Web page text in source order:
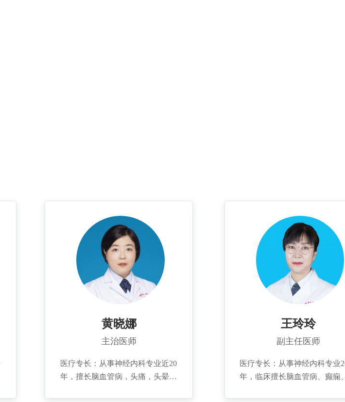
黄晓娜
主治医师
医疗专长：从事神经内科专业近20
年，擅长脑血管病，头痛，头晕，
王玲玲
副主任医师
医疗专长：从事神经内科专业
年，临床擅长脑血管病、癫痫